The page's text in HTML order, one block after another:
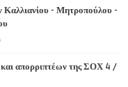
- Μητροπούλου -
και απορριπτέων της ΣΟΧ 4 /